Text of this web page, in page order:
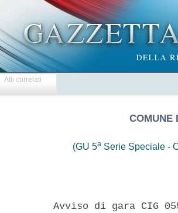
Atti correlati
COMUNE
(GU 5a Serie Speciale -
Avviso di gara CIG